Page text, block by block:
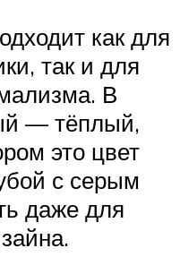
как для
так и для
В
— тёплый,
это цвет
с серым
даже для